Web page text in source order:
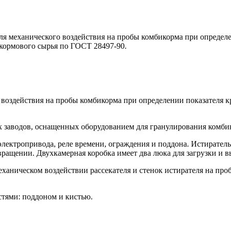
механического воздействия на пробы комбикорма при
сырья по ГОСТ 28497-90.
воздействия на пробы комбикорма при определении
оснащенных оборудованием для гранулирования
реле времени, ограждения и поддона.
Двухкамерная коробка имеет два люка для загрузки и
воздействии рассекателя и стенок истирателя на
поддоном и кистью.